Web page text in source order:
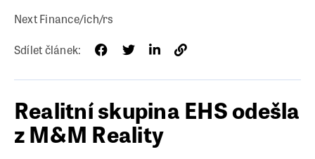
Next Finance/ich/rs
Sdílet článek:
Realitní skupina EHS odešla
z M&M Reality